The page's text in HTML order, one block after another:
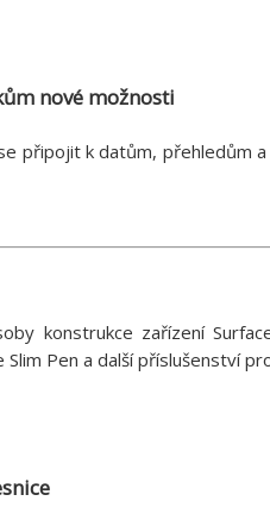
nové možnosti
připojit k datům, přehledům
konstrukce zařízení
Pen a další příslušenství